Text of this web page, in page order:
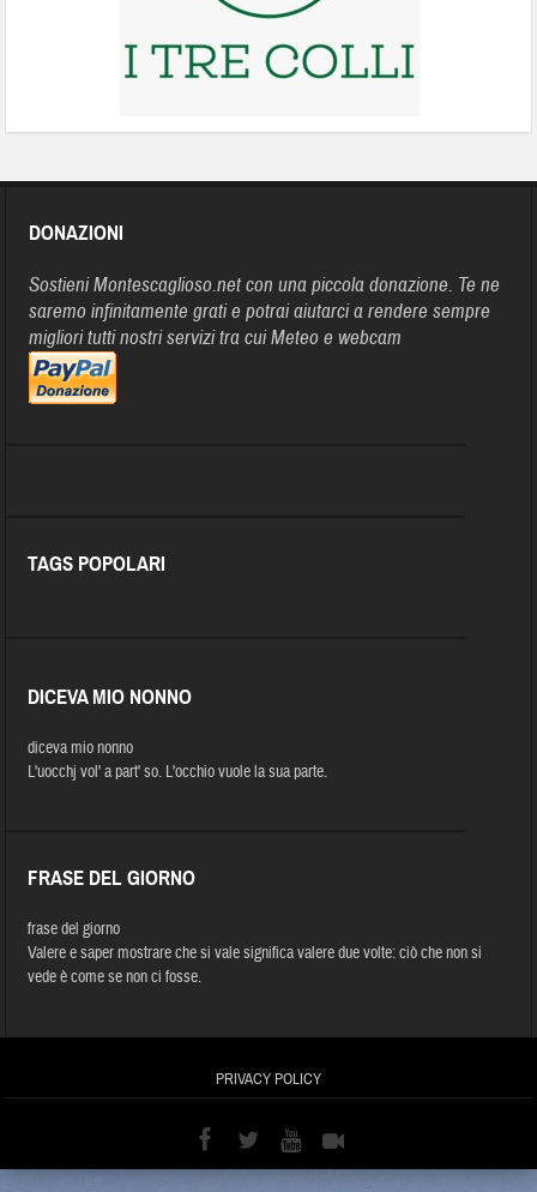
DONAZIONI
Sostieni Montescaglioso.net con una piccola donazione. Te ne
saremo infinitamente grati e potrai aiutarci a rendere sempre
migliori tutti nostri servizi tra cui Meteo e webcam
TAGS POPOLARI
DICEVA MIO NONNO
diceva mio nonno
L'uocchj vol' a part' so. L'occhio vuole la sua parte.
FRASE DEL GIORNO
frase del giorno
Valere e saper mostrare che si vale significa valere due volte: ciò che non si
vede è come se non ci fosse.
PRIVACY POLICY